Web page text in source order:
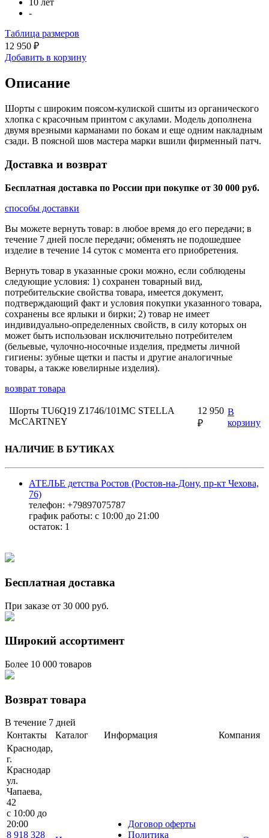
10 лет
-
Таблица размеров
12 950 ₽
Добавить в корзину
Описание
Шорты с широким поясом-кулиской сшиты из органического
хлопка с красочным принтом с акулами. Модель дополнена
двумя врезными карманами по бокам и еще одним накладным
сзади. В поясной шов мастера марки вшили фирменный патч.
Доставка и возврат
Бесплатная доставка по России при покупке от 30 000 pуб.
способы доставки
Вы можете вернуть товар: в любое время до его передачи; в
течение 7 дней после передачи; обменять не подошедшее
изделие в течение 14 суток с момента его приобретения.
Вернуть товар в указанные сроки можно, если соблюдены
следующие условия: 1) сохранен товарный вид,
потребительские свойства товара, имеется документ,
подтверждающий факт и условия покупки указанного товара,
сохранены все ярлыки и бирки; 2) товар не имеет
индивидуально-определенных свойств, в силу которых он
может быть использован исключительно потребителем
(бельевые, чулочно-носочные изделия, предметы личной
гигиены: зубные щетки и пасты и другие аналогичные
товары, а также ювелирные изделия).
возврат товара
Шорты TU6Q19 Z1746/101MC STELLA
McCARTNEY
12 950
₽
В
корзину
НАЛИЧИЕ В БУТИКАХ
АТЕЛЬЕ детства Ростов (Ростов-на-Дону, пр-кт Чехова,
76)
телефон: +79897075787
график работы: с 10:00 до 21:00
остаток: 1
Бесплатная доставка
При заказе от 30 000 руб.
Широкий ассортимент
Более 10 000 товаров
Возврат товара
В течение 7 дней
Контакты
Каталог Информация
Компания
Краснодар,
г.
Краснодар
ул.
Чапаева,
42
с 10:00 до
20:00
8 918 328
Договор оферты
Политика